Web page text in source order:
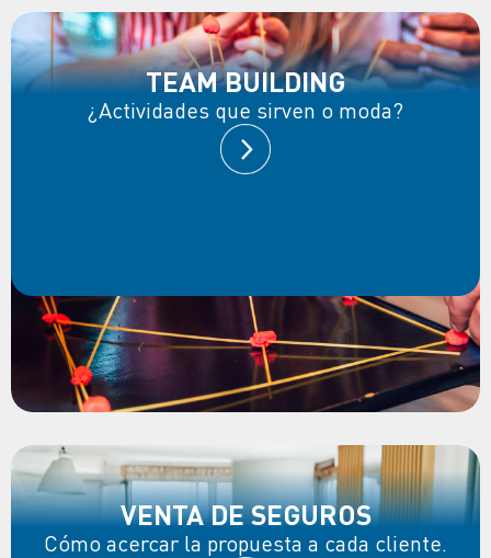
TEAM BUILDING
¿Actividades que sirven o moda?
VENTA DE SEGUROS
Cómo acercar la propuesta a cada cliente.